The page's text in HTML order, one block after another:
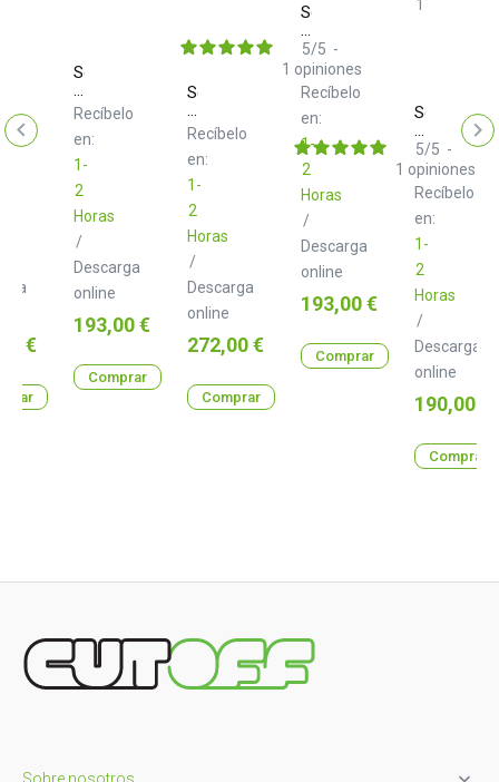
€
Softube
British
Class
A
For
Console
1
Recíbelo
en:
1-
2
Horas
/
Descarga
online
Precio
193,00 €
Comprar
Softube
SSL
XL
9000
K
Series
for
Console
1
Recíbelo
en:
1-
2
Horas
/
Descarga
online
Precio
272,00 €
Comprar
Softube
American
Class
A
Recíbelo
en:
1-
2
Horas
/
Descarga
online
5/5 -
1 opiniones
Precio
193,00 €
Comprar
Softube
Chandler
Limited
Zener
Bender
for
Console
1
Recíbelo
en:
1-
2
Horas
/
Descarga
online
5/5 -
1 opiniones
Precio
190,00 €
Comprar